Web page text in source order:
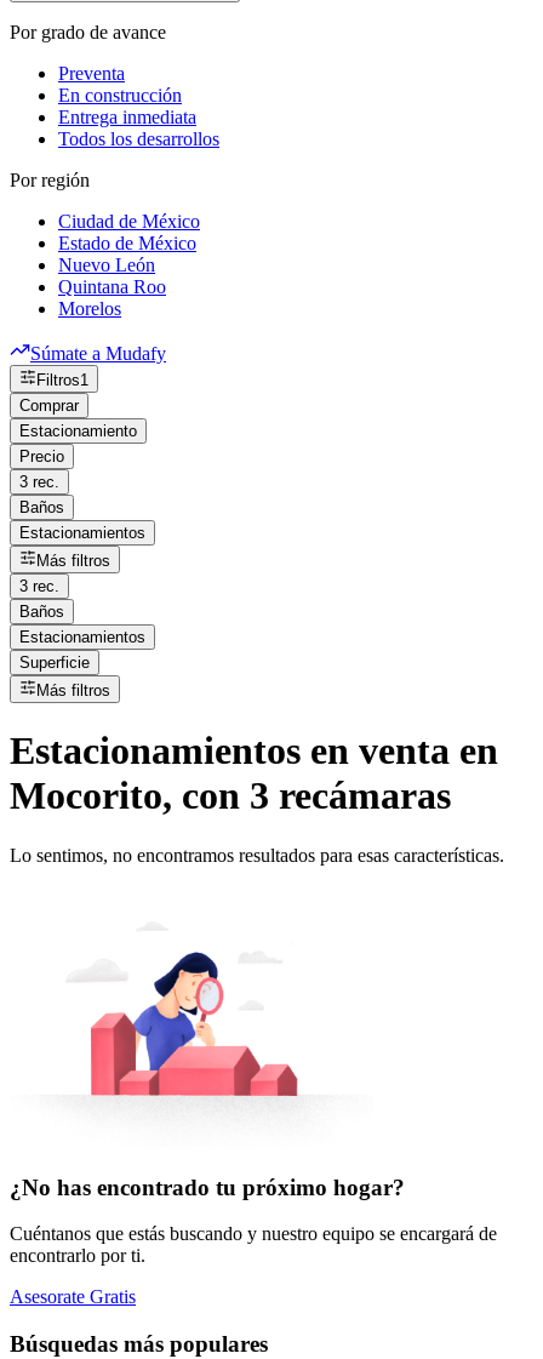
Por grado de avance
Preventa
En construcción
Entrega inmediata
Todos los desarrollos
Por región
Ciudad de México
Estado de México
Nuevo León
Quintana Roo
Morelos
Súmate a Mudafy
Filtros1
Comprar
Estacionamiento
Precio
3 rec.
Baños
Estacionamientos
Más filtros
3 rec.
Baños
Estacionamientos
Superficie
Más filtros
Estacionamientos en venta en
Mocorito, con 3 recámaras
Lo sentimos, no encontramos resultados para esas características.
¿No has encontrado tu próximo hogar?
Cuéntanos que estás buscando y nuestro equipo se encargará de
encontrarlo por ti.
Asesorate Gratis
Búsquedas más populares